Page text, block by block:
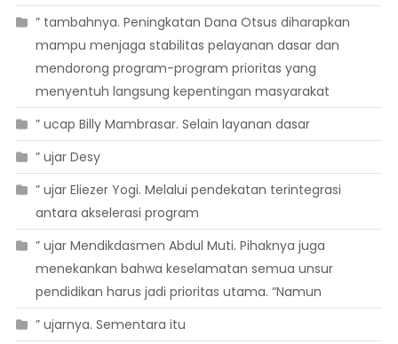
” tambahnya. Peningkatan Dana Otsus diharapkan
mampu menjaga stabilitas pelayanan dasar dan
mendorong program-program prioritas yang
menyentuh langsung kepentingan masyarakat
” ucap Billy Mambrasar. Selain layanan dasar
” ujar Desy
” ujar Eliezer Yogi. Melalui pendekatan terintegrasi
antara akselerasi program
” ujar Mendikdasmen Abdul Muti. Pihaknya juga
menekankan bahwa keselamatan semua unsur
pendidikan harus jadi prioritas utama. “Namun
” ujarnya. Sementara itu